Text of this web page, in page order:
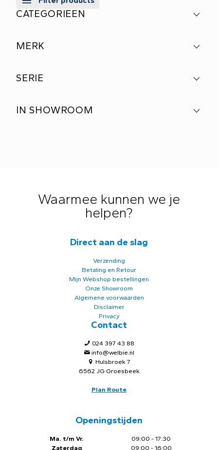
CATEGORIEEN
MERK
SERIE
IN SHOWROOM
Waarmee kunnen we je
helpen?
Direct aan de slag
Verzending
Betaling en Retour
Mijn Webshop bestellingen
Onze Showroom
Algemene voorwaarden
Disclaimer
Privacy
Contact
024 397 43 88
info@welbie.nl
Hulsbroek 7
6562 JG Groesbeek
Plan Route
Openingstijden
Ma. t/m Vr.
Zaterdag
09:00 - 17:30
09:00 - 16:00